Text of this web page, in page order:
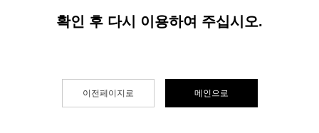
확인 후 다시 이용하여 주십시오.
이전페이지로 메인으로